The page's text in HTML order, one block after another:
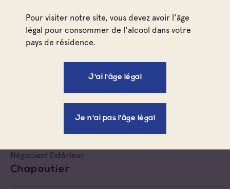
Pour visiter notre site, vous devez avoir l'âge
légal pour consommer de l'alcool dans votre
pays de résidence.
J'ai l'âge légal
Je n'ai pas l'âge légal
Cellier Saint Augustin
Côtes de Provence
Cepage De Mediterranee Siège
Côtes de Provence
Négociant Extérieur
Chapoutier